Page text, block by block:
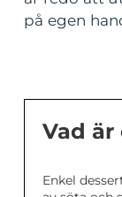
på egen
Vad är
Enkel